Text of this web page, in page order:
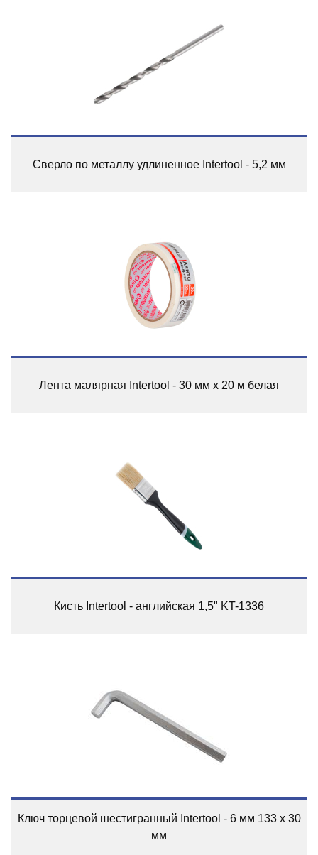
Сверло по металлу удлиненное Intertool - 5,2 мм
Лента малярная Intertool - 30 мм x 20 м белая
Кисть Intertool - английская 1,5" KT-1336
Ключ торцевой шестигранный Intertool - 6 мм 133 х 30
мм